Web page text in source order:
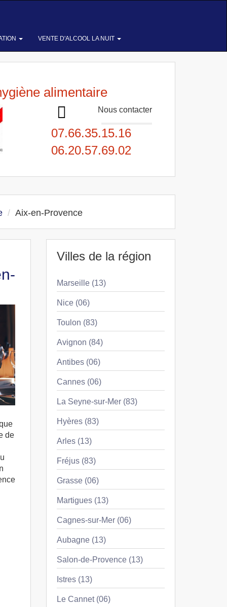
VENTE D'ALCOOL LA NUIT
alimentaire
Nous contacter
07.66.35.15.16
06.20.57.69.02
Aix-en-Provence
de
Villes de la région
Marseille (13)
Nice (06)
Toulon (83)
Avignon (84)
Antibes (06)
Cannes (06)
La Seyne-sur-Mer (83)
Hyères (83)
Arles (13)
Fréjus (83)
Grasse (06)
Martigues (13)
Cagnes-sur-Mer (06)
Aubagne (13)
Salon-de-Provence (13)
Istres (13)
Le Cannet (06)